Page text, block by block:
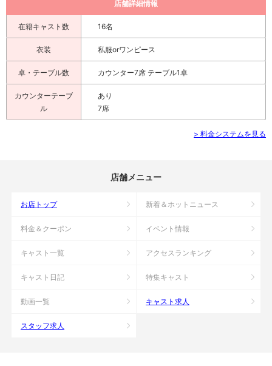
店舗詳細情報
在籍キャスト数 16名
衣装 私服orワンピース
卓・テーブル数 カウンター7席 テーブル1卓
カウンターテーブ
ル
あり
7席
> 料金システムを見る
店舗メニュー
お店トップ 新着＆ホットニュース
料金＆クーポン イベント情報
キャスト一覧 アクセスランキング
キャスト日記 特集キャスト
動画一覧 キャスト求人
スタッフ求人